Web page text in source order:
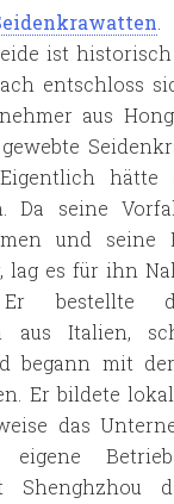
ist historisch
entschloss
aus
hätte
Da seine
und
lag es für ihn
Er bestellte
aus Italien,
begann mit
Er bildete
das
Shenghzhou